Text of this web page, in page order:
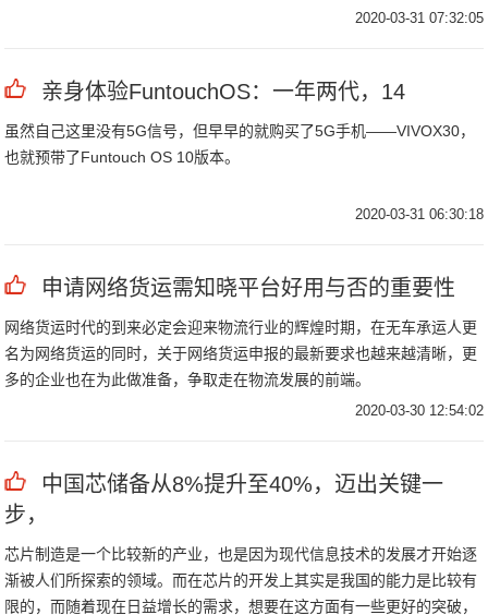
2020-03-31 07:32:05
亲身体验FuntouchOS：一年两代，14
虽然自己这里没有5G信号，但早早的就购买了5G手机——VIVOX30，
也就预带了Funtouch OS 10版本。
2020-03-31 06:30:18
申请网络货运需知晓平台好用与否的重要性
网络货运时代的到来必定会迎来物流行业的辉煌时期，在无车承运人更
名为网络货运的同时，关于网络货运申报的最新要求也越来越清晰，更
多的企业也在为此做准备，争取走在物流发展的前端。
2020-03-30 12:54:02
中国芯储备从8%提升至40%，迈出关键一
步，
芯片制造是一个比较新的产业，也是因为现代信息技术的发展才开始逐
渐被人们所探索的领域。而在芯片的开发上其实是我国的能力是比较有
限的，而随着现在日益增长的需求，想要在这方面有一些更好的突破，